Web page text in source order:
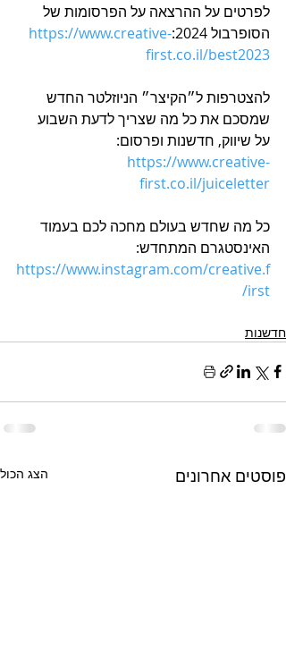
לפרטים על ההרצאה על הפרסומות של
הסופרבול 2024:
https://www.creative-
first.co.il/best2023
להצטרפות ל״הקיצר״ הניוזלטר החדש
שמסכם את כל מה שצריך לדעת השבוע
על שיווק, חדשנות ופרסום:
https://www.creative-
first.co.il/juiceletter
כל מה שחדש בעולם מחכה לכם בעמוד
האינסטגרם המתחדש:
https://www.instagram.com/creative.f
irst/
חדשנות
פוסטים אחרונים הצג הכול